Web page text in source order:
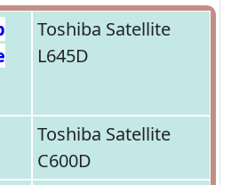
Toshiba Satellite
L645D
Toshiba Satellite
C600D